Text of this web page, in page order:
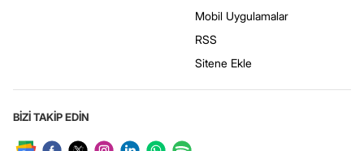
Mobil Uygulamalar
RSS
Sitene Ekle
BİZİ TAKİP EDİN